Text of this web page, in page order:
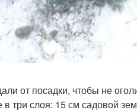
от посадки, чтобы не
три слоя: 15 см садовой